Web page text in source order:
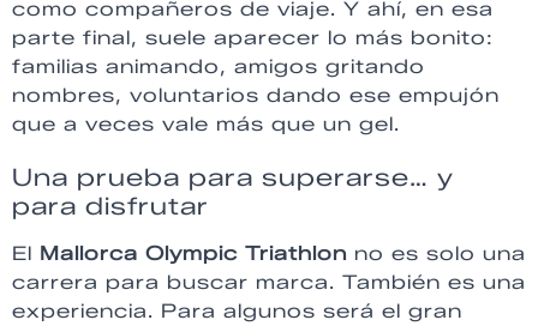
como compañeros de viaje. Y ahí, en esa
parte final, suele aparecer lo más bonito:
familias animando, amigos gritando
nombres, voluntarios dando ese empujón
que a veces vale más que un gel.
Una prueba para superarse… y
para disfrutar
El Mallorca Olympic Triathlon no es solo una
carrera para buscar marca. También es una
experiencia. Para algunos será el gran